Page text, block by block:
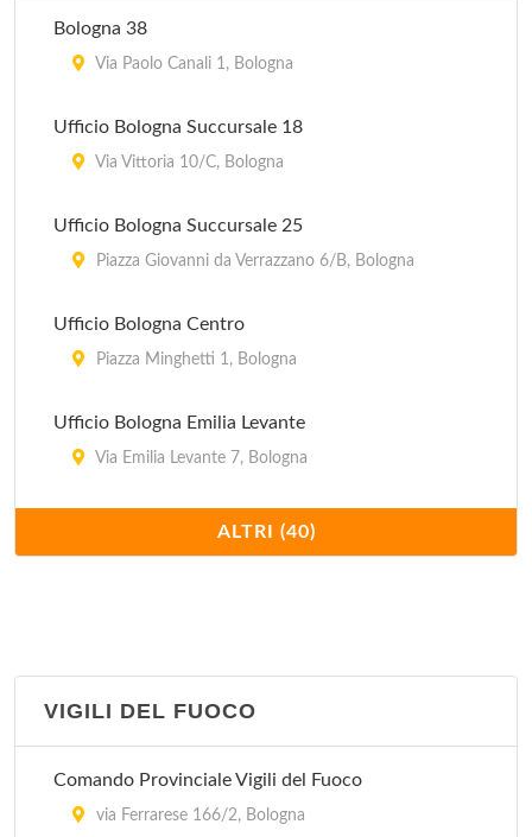
Pro Loco
Pro Loco
Pro Loco
Bologna 38
Via Paolo Canali 1, Bologna
Ufficio Bologna Succursale 18
Via Vittoria 10/C, Bologna
Ufficio Bologna Succursale 25
Piazza Giovanni da Verrazzano 6/B, Bologna
Ufficio Bologna Centro
Piazza Minghetti 1, Bologna
Ufficio Bologna Emilia Levante
Via Emilia Levante 7, Bologna
Ufficio Bologna Emilia Ponente
Via Aurelio Saffi 30/32, Bologna
Ufficio Bologna Succursale 5
Ufficio Bologna Succursale 1
ALTRI (40)
VIGILI DEL FUOCO
Comando Provinciale Vigili del Fuoco
via Ferrarese 166/2, Bologna